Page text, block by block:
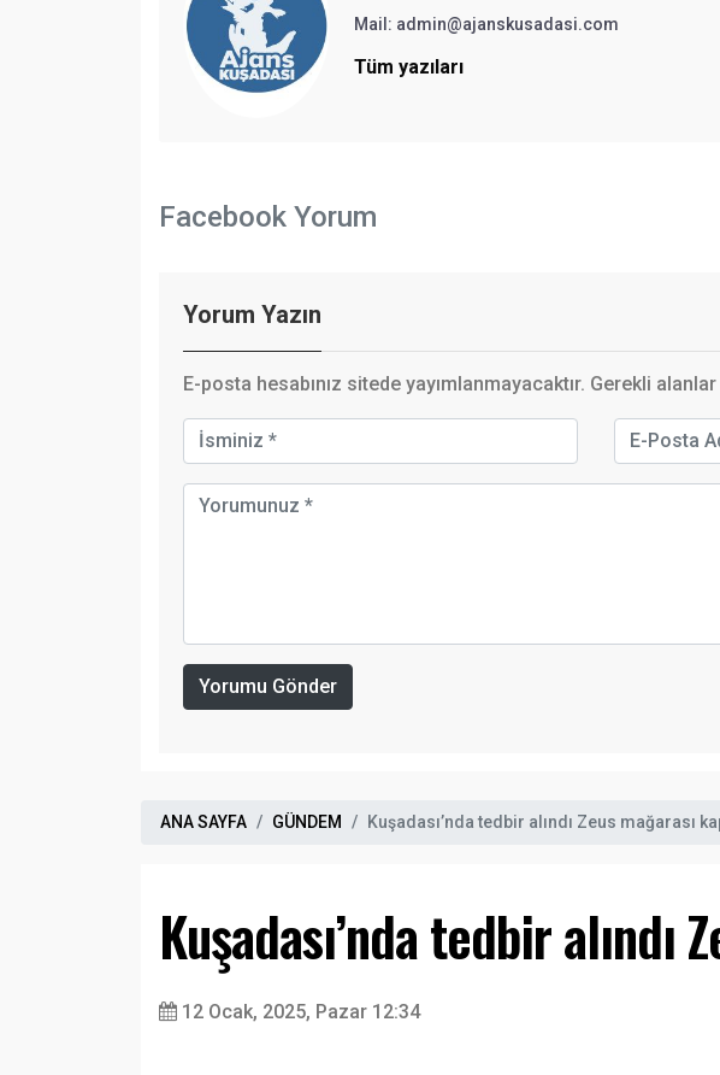
Mail: admin@ajanskusadasi.com
Tüm yazıları
Facebook Yorum
Yorum Yazın
E-posta hesabınız sitede yayımlanmayacaktır. Gerekli alanlar
Yorumu Gönder
ANA SAYFA GÜNDEM Kuşadası’nda tedbir alındı Zeus mağarası
Kuşadası’nda tedbir alındı
12 Ocak, 2025, Pazar 12:34